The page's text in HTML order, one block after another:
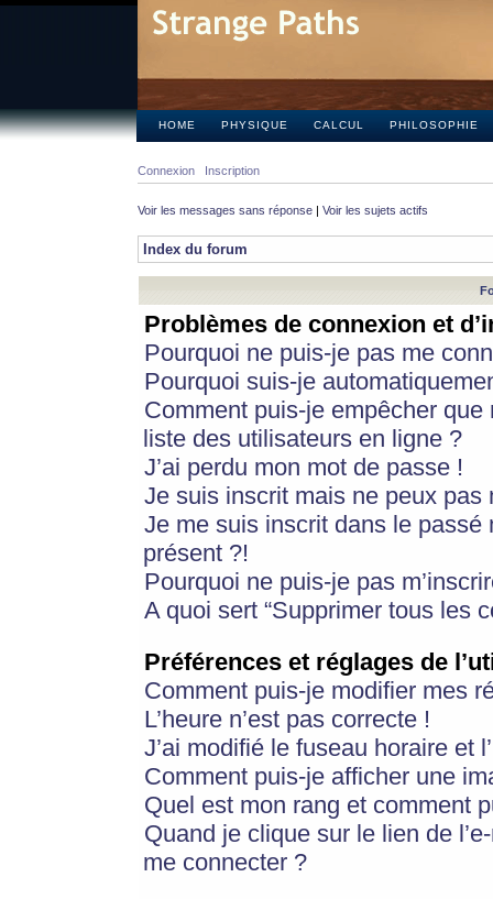
HOME PHYSIQUE CALCUL PHILOSOPHIE
Connexion Inscription
Voir les messages sans réponse | Voir les sujets actifs
Index du forum
Problèmes de connexion et
Pourquoi ne puis-je pas me
Pourquoi suis-je
Comment puis-je empêcher
liste des utilisateurs en ligne ?
J’ai perdu mon mot de passe !
Je suis inscrit mais ne peux pas
Je me suis inscrit dans le
présent ?!
Pourquoi ne puis-je pas
A quoi sert “Supprimer tous les
Préférences et réglages de
Comment puis-je modifier mes
L’heure n’est pas correcte !
J’ai modifié le fuseau horaire et
Comment puis-je afficher une
Quel est mon rang et comment
Quand je clique sur le lien de
me connecter ?